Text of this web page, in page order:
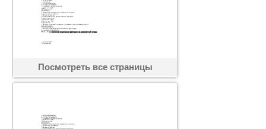
Посмотреть все страницы